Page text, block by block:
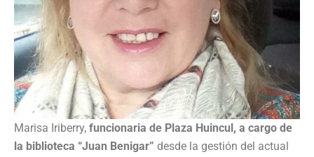
Marisa Iriberry, funcionaria de Plaza Huincul, a cargo de
la biblioteca “Juan Benigar” desde la gestión del actual